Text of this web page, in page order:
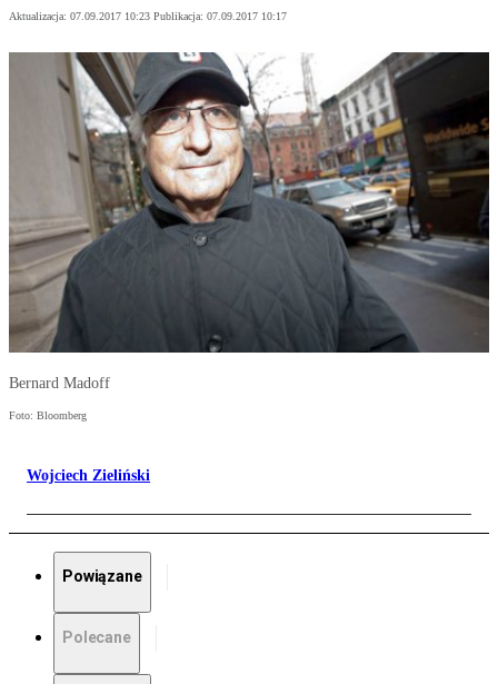
Aktualizacja: 07.09.2017 10:23 Publikacja: 07.09.2017 10:17
Bernard Madoff
Foto: Bloomberg
Wojciech Zieliński
Powiązane
Polecane